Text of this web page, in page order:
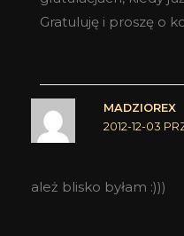
Gratuluję i proszę o
MADZIOREX
2012-12-03
ależ blisko byłam :)))